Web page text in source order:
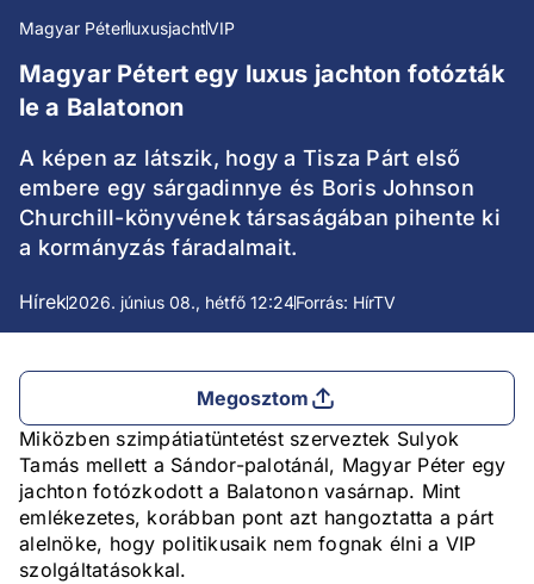
Magyar PéterluxusjachtVIP
Magyar Pétert egy luxus jachton fotózták
le a Balatonon
A képen az látszik, hogy a Tisza Párt első
embere egy sárgadinnye és Boris Johnson
Churchill-könyvének társaságában pihente ki
a kormányzás fáradalmait.
Hírek2026. június 08., hétfő 12:24Forrás: HírTV
Megosztom
Miközben szimpátiatüntetést szerveztek Sulyok
Tamás mellett a Sándor-palotánál, Magyar Péter egy
jachton fotózkodott a Balatonon vasárnap. Mint
emlékezetes, korábban pont azt hangoztatta a párt
alelnöke, hogy politikusaik nem fognak élni a VIP
szolgáltatásokkal.